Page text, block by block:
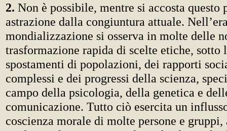
2. Non è possibile, mentre si accosta questo
astrazione dalla congiuntura attuale.
mondializzazione si osserva in molte delle
trasformazione rapida di scelte etiche, sotto
spostamenti di popolazioni, dei rapporti
complessi e dei progressi della scienza,
campo della psicologia, della genetica e
comunicazione. Tutto ciò esercita un
coscienza morale di molte persone e gruppi,